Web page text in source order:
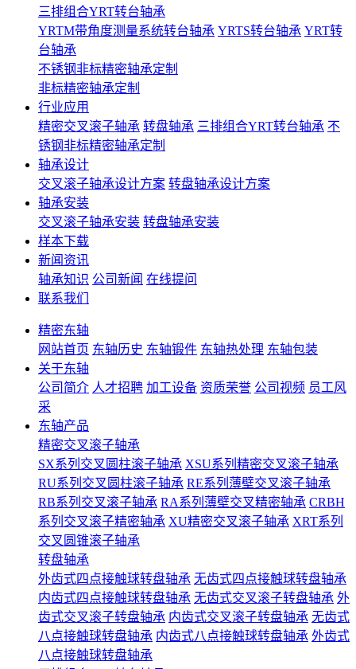
三排组合YRT转台轴承
YRTM带角度测量系统转台轴承 YRTS转台轴承 YRT转
台轴承
不锈钢非标精密轴承定制
非标精密轴承定制
行业应用
精密交叉滚子轴承 转盘轴承 三排组合YRT转台轴承 不
锈钢非标精密轴承定制
轴承设计
交叉滚子轴承设计方案 转盘轴承设计方案
轴承安装
交叉滚子轴承安装 转盘轴承安装
样本下载
新闻资讯
轴承知识 公司新闻 在线提问
联系我们
精密东轴
网站首页 东轴历史 东轴锻件 东轴热处理 东轴包装
关于东轴
公司简介 人才招聘 加工设备 资质荣誉 公司视频 员工风
采
东轴产品
精密交叉滚子轴承
SX系列交叉圆柱滚子轴承 XSU系列精密交叉滚子轴承
RU系列交叉圆柱滚子轴承 RE系列薄壁交叉滚子轴承
RB系列交叉滚子轴承 RA系列薄壁交叉精密轴承 CRBH
系列交叉滚子精密轴承 XU精密交叉滚子轴承 XRT系列
交叉圆锥滚子轴承
转盘轴承
外齿式四点接触球转盘轴承 无齿式四点接触球转盘轴承
内齿式四点接触球转盘轴承 无齿式交叉滚子转盘轴承 外
齿式交叉滚子转盘轴承 内齿式交叉滚子转盘轴承 无齿式
八点接触球转盘轴承 内齿式八点接触球转盘轴承 外齿式
八点接触球转盘轴承